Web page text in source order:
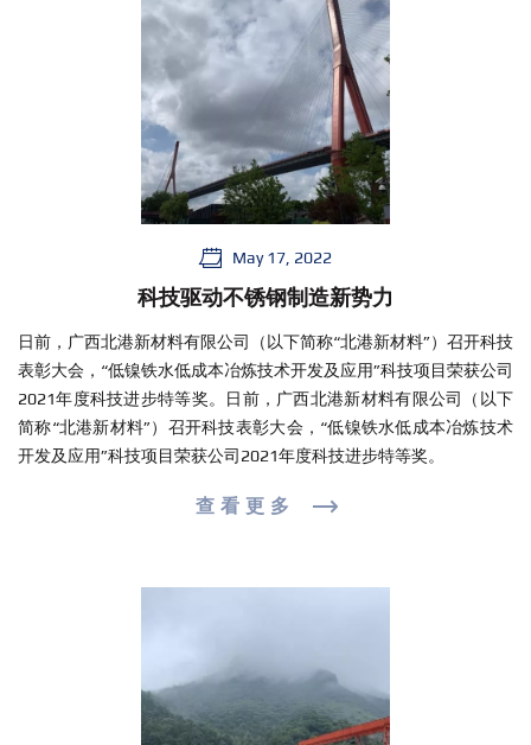
May 17, 2022
科技驱动不锈钢制造新势力
日前，广西北港新材料有限公司（以下简称“北港新材料”）召开科技
表彰大会，“低镍铁水低成本冶炼技术开发及应用”科技项目荣获公司
2021年度科技进步特等奖。日前，广西北港新材料有限公司（以下
简称“北港新材料”）召开科技表彰大会，“低镍铁水低成本冶炼技术
开发及应用”科技项目荣获公司2021年度科技进步特等奖。
查看更多